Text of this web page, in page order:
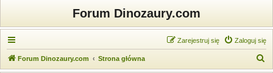
Forum Dinozaury.com
Zaloguj się
Zarejestruj się
Forum Dinozaury.com Strona główna